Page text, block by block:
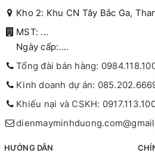
Kho 2: Khu CN Tây Bắc Ga,
MST: ...
Ngày cấp:....
Tổng đài bán hàng:
Kinh doanh dự án:
Khiếu nại và CSKH:
HƯỚNG DẪN